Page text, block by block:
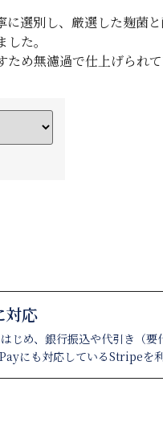
に選別し、厳選した麹菌
た。
め無濾過で仕上げられて
対応
じめ、銀行振込や代引き（
にも対応しているStripeを